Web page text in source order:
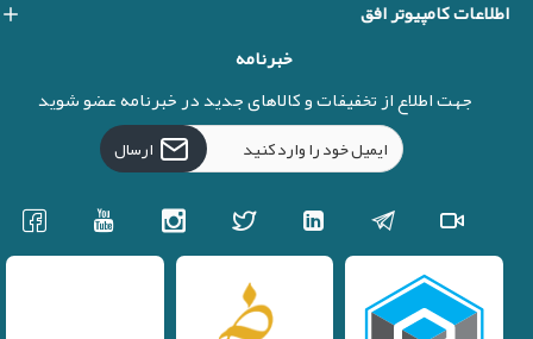
اطلاعات کامپیوتر افق
خبرنامه
جهت اطلاع از تخفیفات و کالاهای جدید در خبرنامه عضو شوید
ارسال